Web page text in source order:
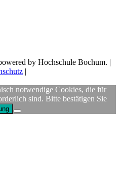
by Hochschule Bochum. |
|
notwendige Cookies, die für
sind. Bitte bestätigen Sie